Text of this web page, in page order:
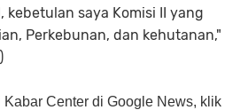
kebetulan saya Komisi II yang
Perkebunan, dan kehutanan,"
Kabar Center di Google News, klik